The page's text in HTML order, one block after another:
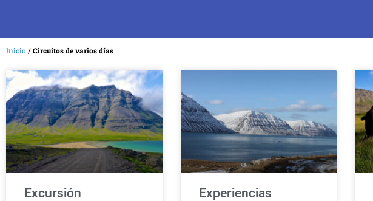
Inicio / Circuitos de varios días
Excursión
Experiencias